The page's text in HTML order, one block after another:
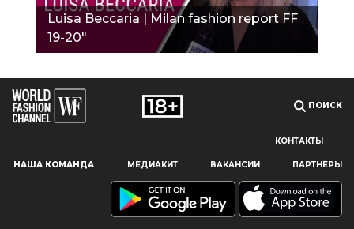
Наш сайт использует файлы cookie и похожие технологии,
пользователям, предоставляя персонализированную
информацию, запоминая предпочтения в области
Luisa Beccaria | Milan fashion report FF
19-20"
ПОИСК
КОНТАКТЫ
НАША КОМАНДА МЕДИАКИТ ВАКАНСИИ ПАРТНЁРЫ